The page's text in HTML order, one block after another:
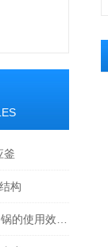
釜
构